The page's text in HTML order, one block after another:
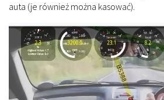
auta (je również można kasować).